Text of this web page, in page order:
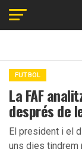
FUTBOL
La FAF
després de
El president i el
uns dies tindrem